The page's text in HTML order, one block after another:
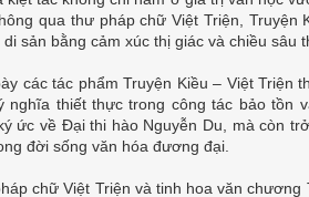
qua thư pháp chữ Việt Triện,
sản bằng cảm xúc thị giác và chiều sâu
các tác phẩm Truyện Kiều – Việt Triện
nghĩa thiết thực trong công tác bảo tồn
ức về Đại thi hào Nguyễn Du, mà còn
đời sống văn hóa đương đại.
chữ Việt Triện và tinh hoa văn chương